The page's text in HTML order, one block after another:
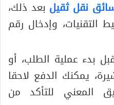
نقل ثقيل بعد ذلك،
التقنيات، وإدخال رقم
بدء عملية الطلب، أو
يمكنك الدفع لاحقا
المعني للتأكد من